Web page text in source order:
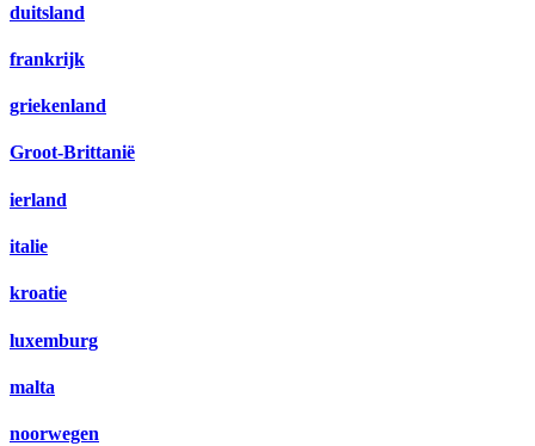
duitsland
frankrijk
griekenland
Groot-Brittanië
ierland
italie
kroatie
luxemburg
malta
noorwegen